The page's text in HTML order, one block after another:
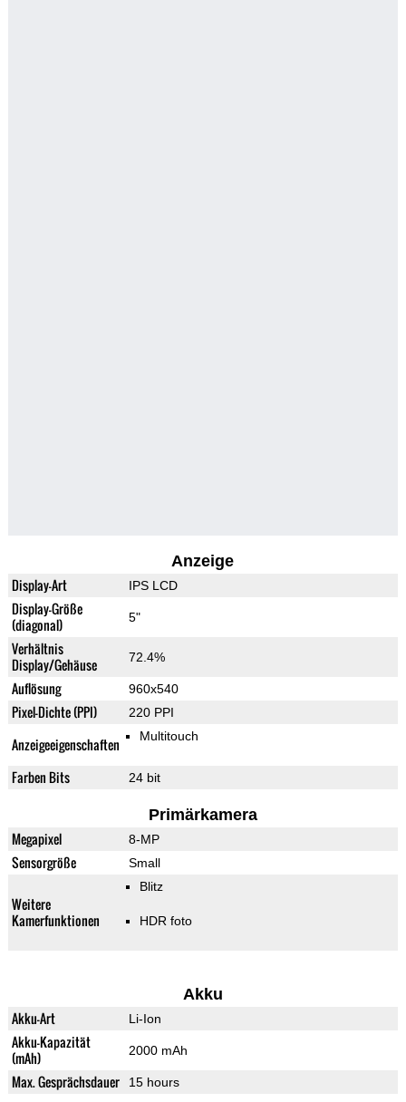
Anzeige
Display-Art IPS LCD
Display-Größe
(diagonal)
5"
Verhältnis
Display/Gehäuse
72.4%
Auflösung 960x540
Pixel-Dichte (PPI) 220 PPI
Anzeigeeigenschaften Multitouch
Farben Bits 24 bit
Primärkamera
Megapixel 8-MP
Sensorgröße Small
Weitere
Kamerfunktionen
Blitz
HDR foto
Akku
Akku-Art Li-Ion
Akku-Kapazität
(mAh)
2000 mAh
Max. Gesprächsdauer 15 hours